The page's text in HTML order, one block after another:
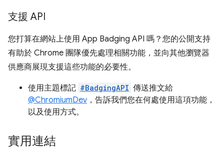
支援 API
您打算在網站上使用 App Badging API 嗎？您的公開支持
有助於 Chrome 團隊優先處理相關功能，並向其他瀏覽器
供應商展現支援這些功能的必要性。
使用主題標記 #BadgingAPI 傳送推文給
@ChromiumDev ，告訴我們您在何處使用這項功能，
以及使用方式。
實用連結